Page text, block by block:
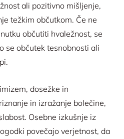
ali pozitivno mišljenje,
težkim občutkom. Če ne
občutiti hvaležnost, se
se občutek tesnobnosti ali
dosežke in
in izražanje bolečine,
Osebne izkušnje iz
povečajo verjetnost, da